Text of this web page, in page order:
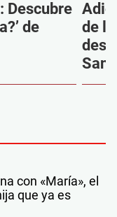
Descubre
de
de
Sanz
con «María», el
que ya es